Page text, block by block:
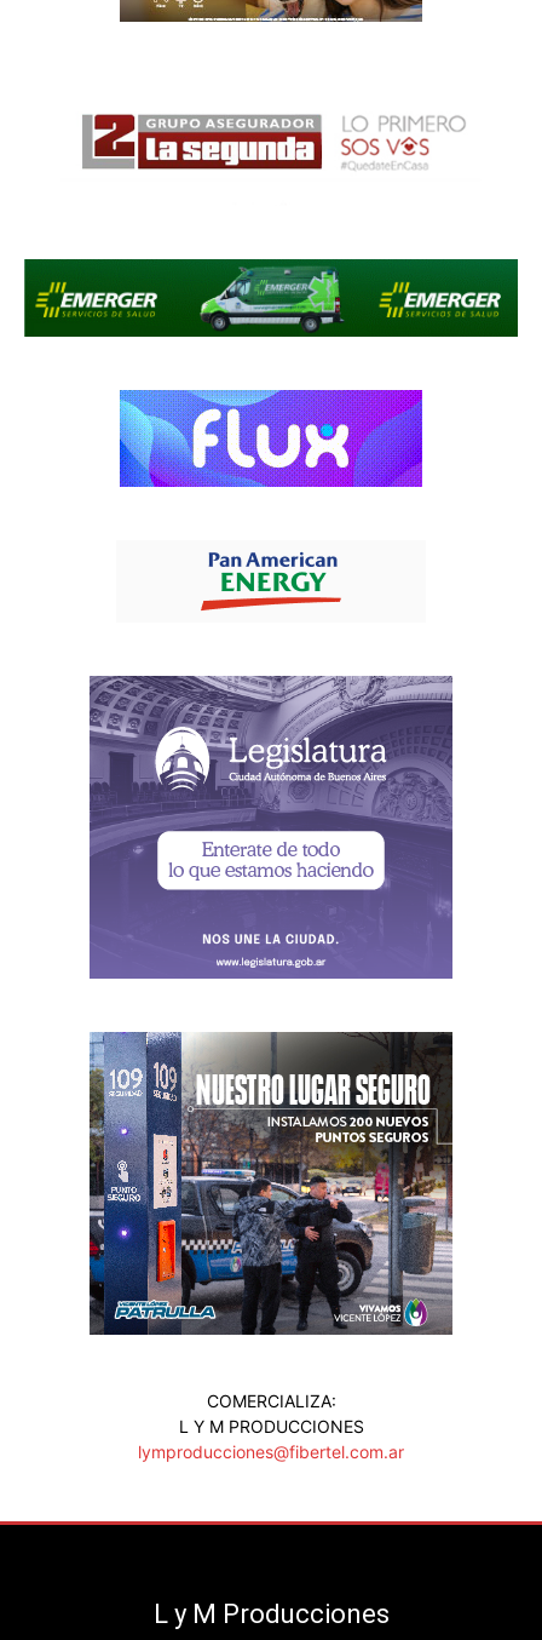
COMERCIALIZA:
L Y M PRODUCCIONES
lymproducciones@fibertel.com.ar
L y M Producciones